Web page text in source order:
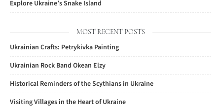
Explore Ukraine’s Snake Island
MOST RECENT POSTS
Ukrainian Crafts: Petrykivka Painting
Ukrainian Rock Band Okean Elzy
Historical Reminders of the Scythians in Ukraine
Visiting Villages in the Heart of Ukraine